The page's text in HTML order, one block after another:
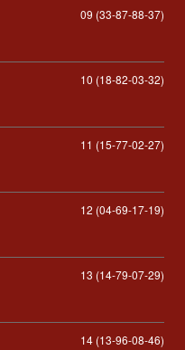
09 (33-87-88-37)
10 (18-82-03-32)
11 (15-77-02-27)
12 (04-69-17-19)
13 (14-79-07-29)
14 (13-96-08-46)